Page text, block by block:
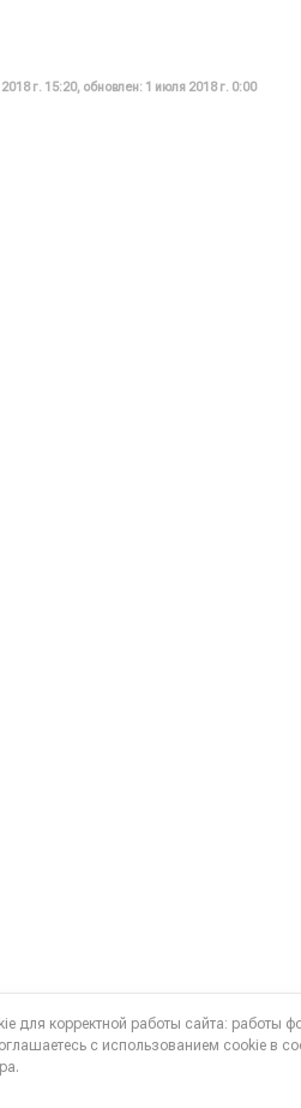
г. 15:20, обновлен: 1 июля 2018 г. 0:00
для корректной работы сайта: работы
с использованием cookie в